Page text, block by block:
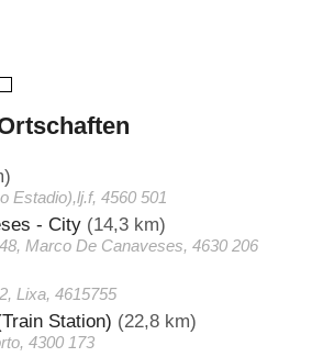
Estadio),lj.f, 4560 501
- City (14,3 km)
Marco De Canaveses, 4630 206
Lixa, 4615755
Station) (22,8 km)
4300 173